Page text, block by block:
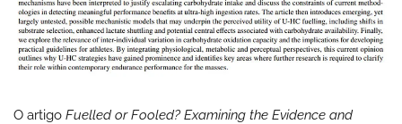
O artigo Fuelled or Fooled? Examining the Evidence and